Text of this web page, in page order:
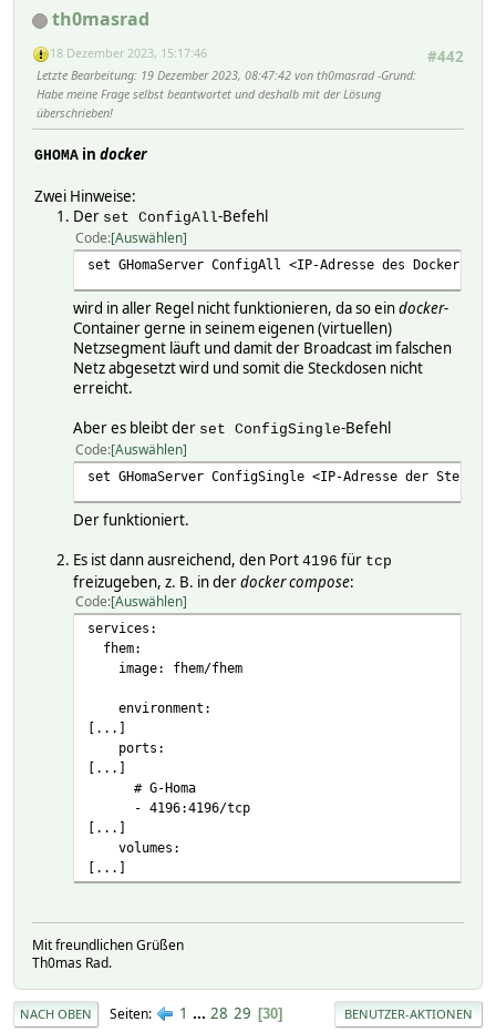
th0masrad
#442
18 Dezember 2023, 15:17:46
Letzte Bearbeitung: 19 Dezember 2023, 08:47:42 von th0masrad Grund:
Habe meine Frage selbst beantwortet und deshalb mit der Lösung
überschrieben!
GHOMA in docker
Zwei Hinweise:
Der set ConfigAll-Befehl
Code Auswählen
set GHomaServer ConfigAll <IP-Adresse des Docker-
wird in aller Regel nicht funktionieren, da so eindocker-
Container gerne in seinem eigenen (virtuellen)
Netzsegment läuft und damit der Broadcast im falschen
Netz abgesetzt wird und somit die Steckdosen nicht
erreicht.
Aber es bleibt der set ConfigSingle-Befehl
Code Auswählen
set GHomaServer ConfigSingle <IP-Adresse der
Der funktioniert.
Es ist dann ausreichend, den Port 4196 für tcp
freizugeben, z. B. in derdocker compose:
Code Auswählen
services:
fhem:
image: fhem/fhem
environment:
[...]
ports:
[...]
# G-Homa
- 4196:4196/tcp
[...]
volumes:
[...]
Mit freundlichen Grüßen
Th0mas Rad.
NACH OBEN Seiten 1 ... 28 29 30 BENUTZER-AKTIONEN